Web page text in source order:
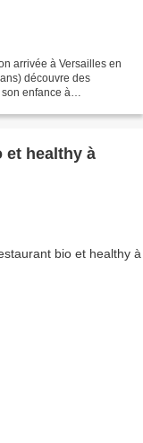
arrivée à Versailles en
découvre des
enfance à
et healthy à